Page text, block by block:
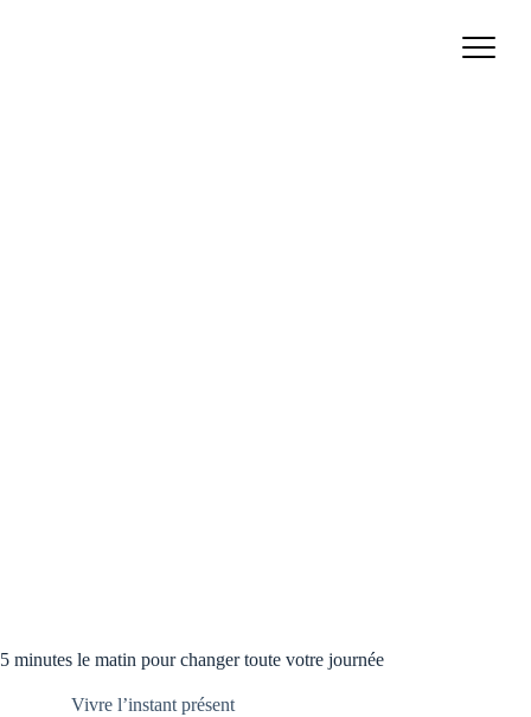
5 minutes le matin pour changer toute votre journée
Vivre l’instant présent